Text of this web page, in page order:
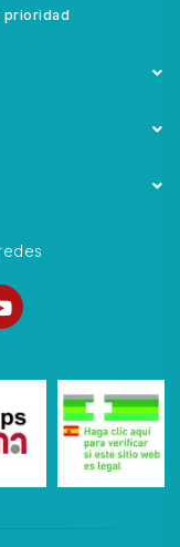
prioridad